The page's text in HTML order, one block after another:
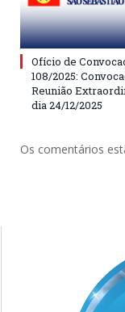
Ofício de
108/2025:
Reunião
dia 24/12/2025
Os comentários